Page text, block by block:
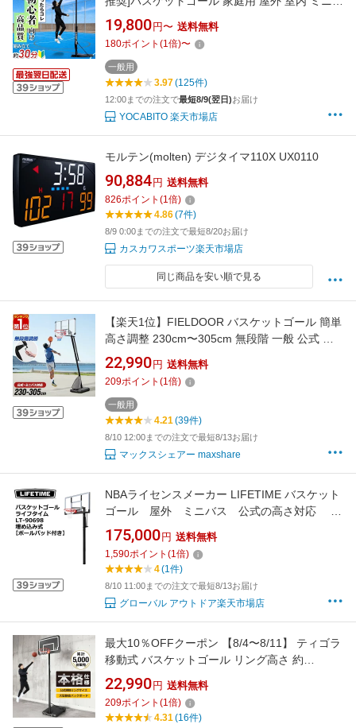
ス 公式サイズ対応 200cm〜305cm 高さ調節 キ
ャスター付き 移動式 バスケ 練習用 リーディン
グエッジ ★着後レビューでミカサバスケットボ
ールプレゼント★SP0808
19,800 円〜 送料無料
180ポイント (1倍)〜
一般用
3.97(125件)
12:00までの注文で最短8/9(翌日)お届け
YOCABITO 楽天市場店
モルテン(molten) デジタイマ110X UX0110
90,884 円 送料無料
826ポイント (1倍)
4.86(7件)
8/9 0:00までの注文で最短8/20お届け
カスカワスポーツ楽天市場店
同じ商品を安い順で見る
【楽天1位】FIELDOOR バスケットゴール 簡単
高さ調整 230cm〜305cm 無段階 一般 公式 ミ
ニバス 室内 屋外 家庭用 移動式 練習 公式サイ
ズ 足元フリー リング 45cm バスケットボール
5号 6号 7号 対応 高さ無段階調節タイプ 1年保
証 ★[送料無料]
22,990 円 送料無料
209ポイント (1倍)
一般用
4.21(39件)
8/10 12:00までの注文で最短8/13お届け
マックスシェアー maxshare
NBAライセンスメーカー LIFETIME バスケット
ゴール 屋外 ミニバス 公式の高さ対応 ラ
イフタイムLT-90698 埋め込み式【ポールパッ
ド付き】
175,000 円 送料無料
1,590ポイント (1倍)
4(1件)
8/10 11:00までの注文で最短8/13お届け
グローバル アウトドア楽天市場店
最大10％OFFクーポン 【8/4〜8/11】 ティゴラ
移動式 バスケットゴール リング高さ 約
215~305cm 高さ7段階調節式 一般・ミニバス
対応 TR-8KG1023GL バスケットボール バスケ
ットゴール バスケゴール TIGORA
22,990 円 送料無料
209ポイント (1倍)
4.31(16件)